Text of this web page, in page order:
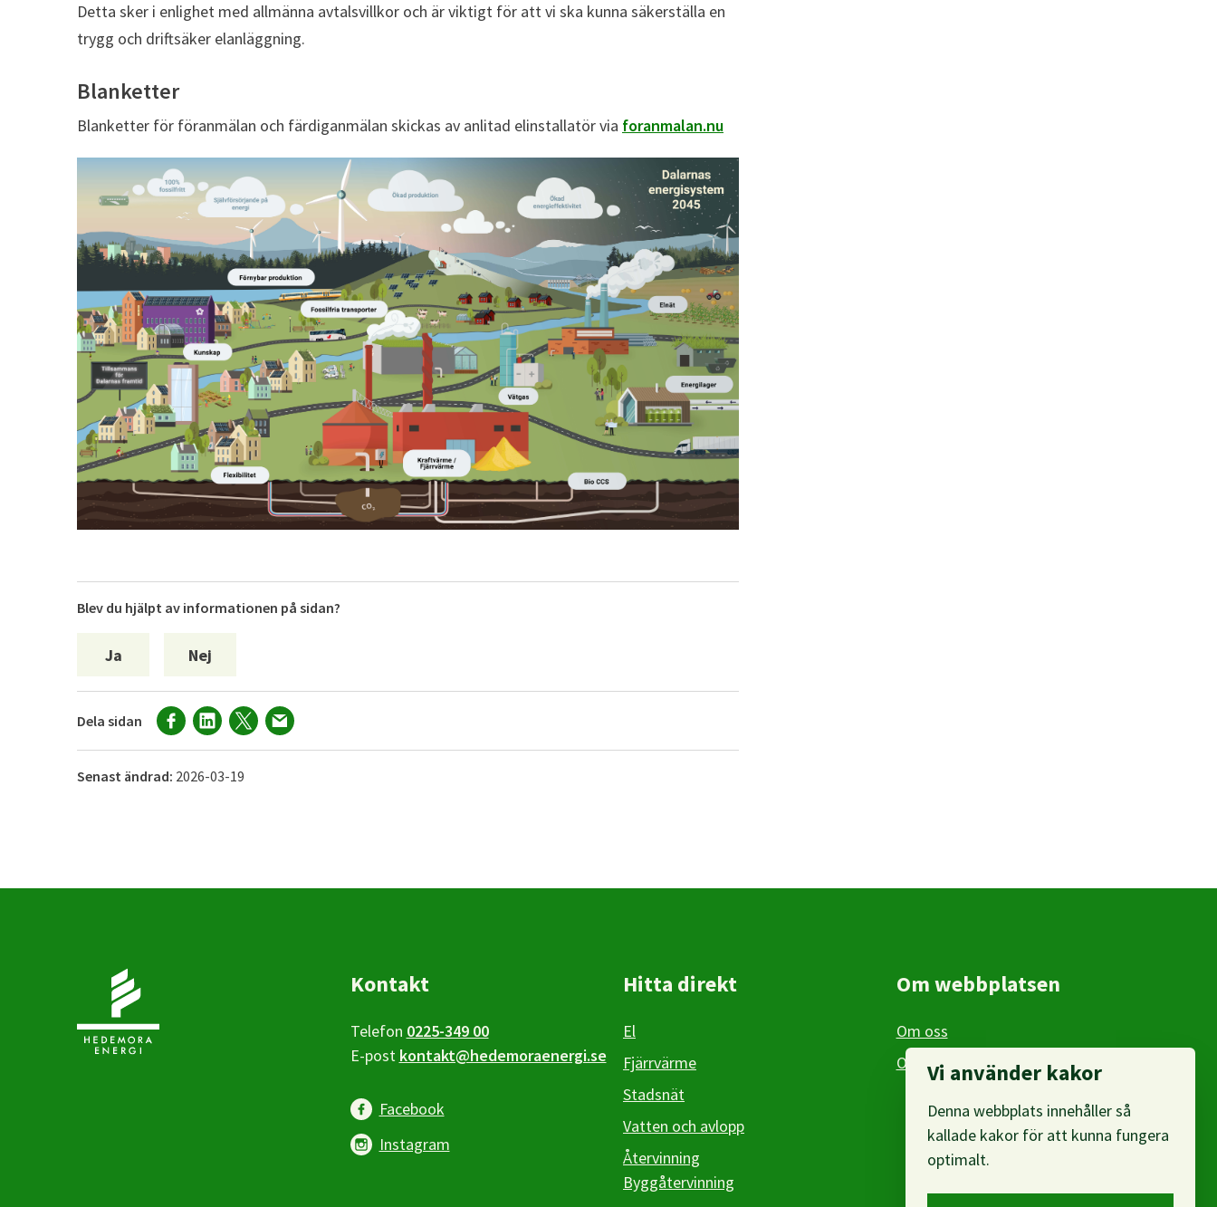
Detta sker i enlighet med allmänna avtalsvillkor och är viktigt för att vi ska kunna säkerställa en
trygg och driftsäker elanläggning.
Blanketter
Blanketter för föranmälan och färdiganmälan skickas av anlitad elinstallatör via foranmalan.nu
Blev du hjälpt av informationen på sidan?
Ja Nej
Dela sidan
Senast ändrad: 2026-03-19
Kontakt
Telefon 0225-349 00
E-post kontakt@hedemoraenergi.se
Facebook
Instagram
Hitta direkt
El
Fjärrvärme
Stadsnät
Vatten och avlopp
Återvinning
Byggåtervinning
Om webbplatsen
Om oss
Om personuppgifter
Vi använder kakor
Denna webbplats innehåller så
kallade kakor för att kunna fungera
optimalt.